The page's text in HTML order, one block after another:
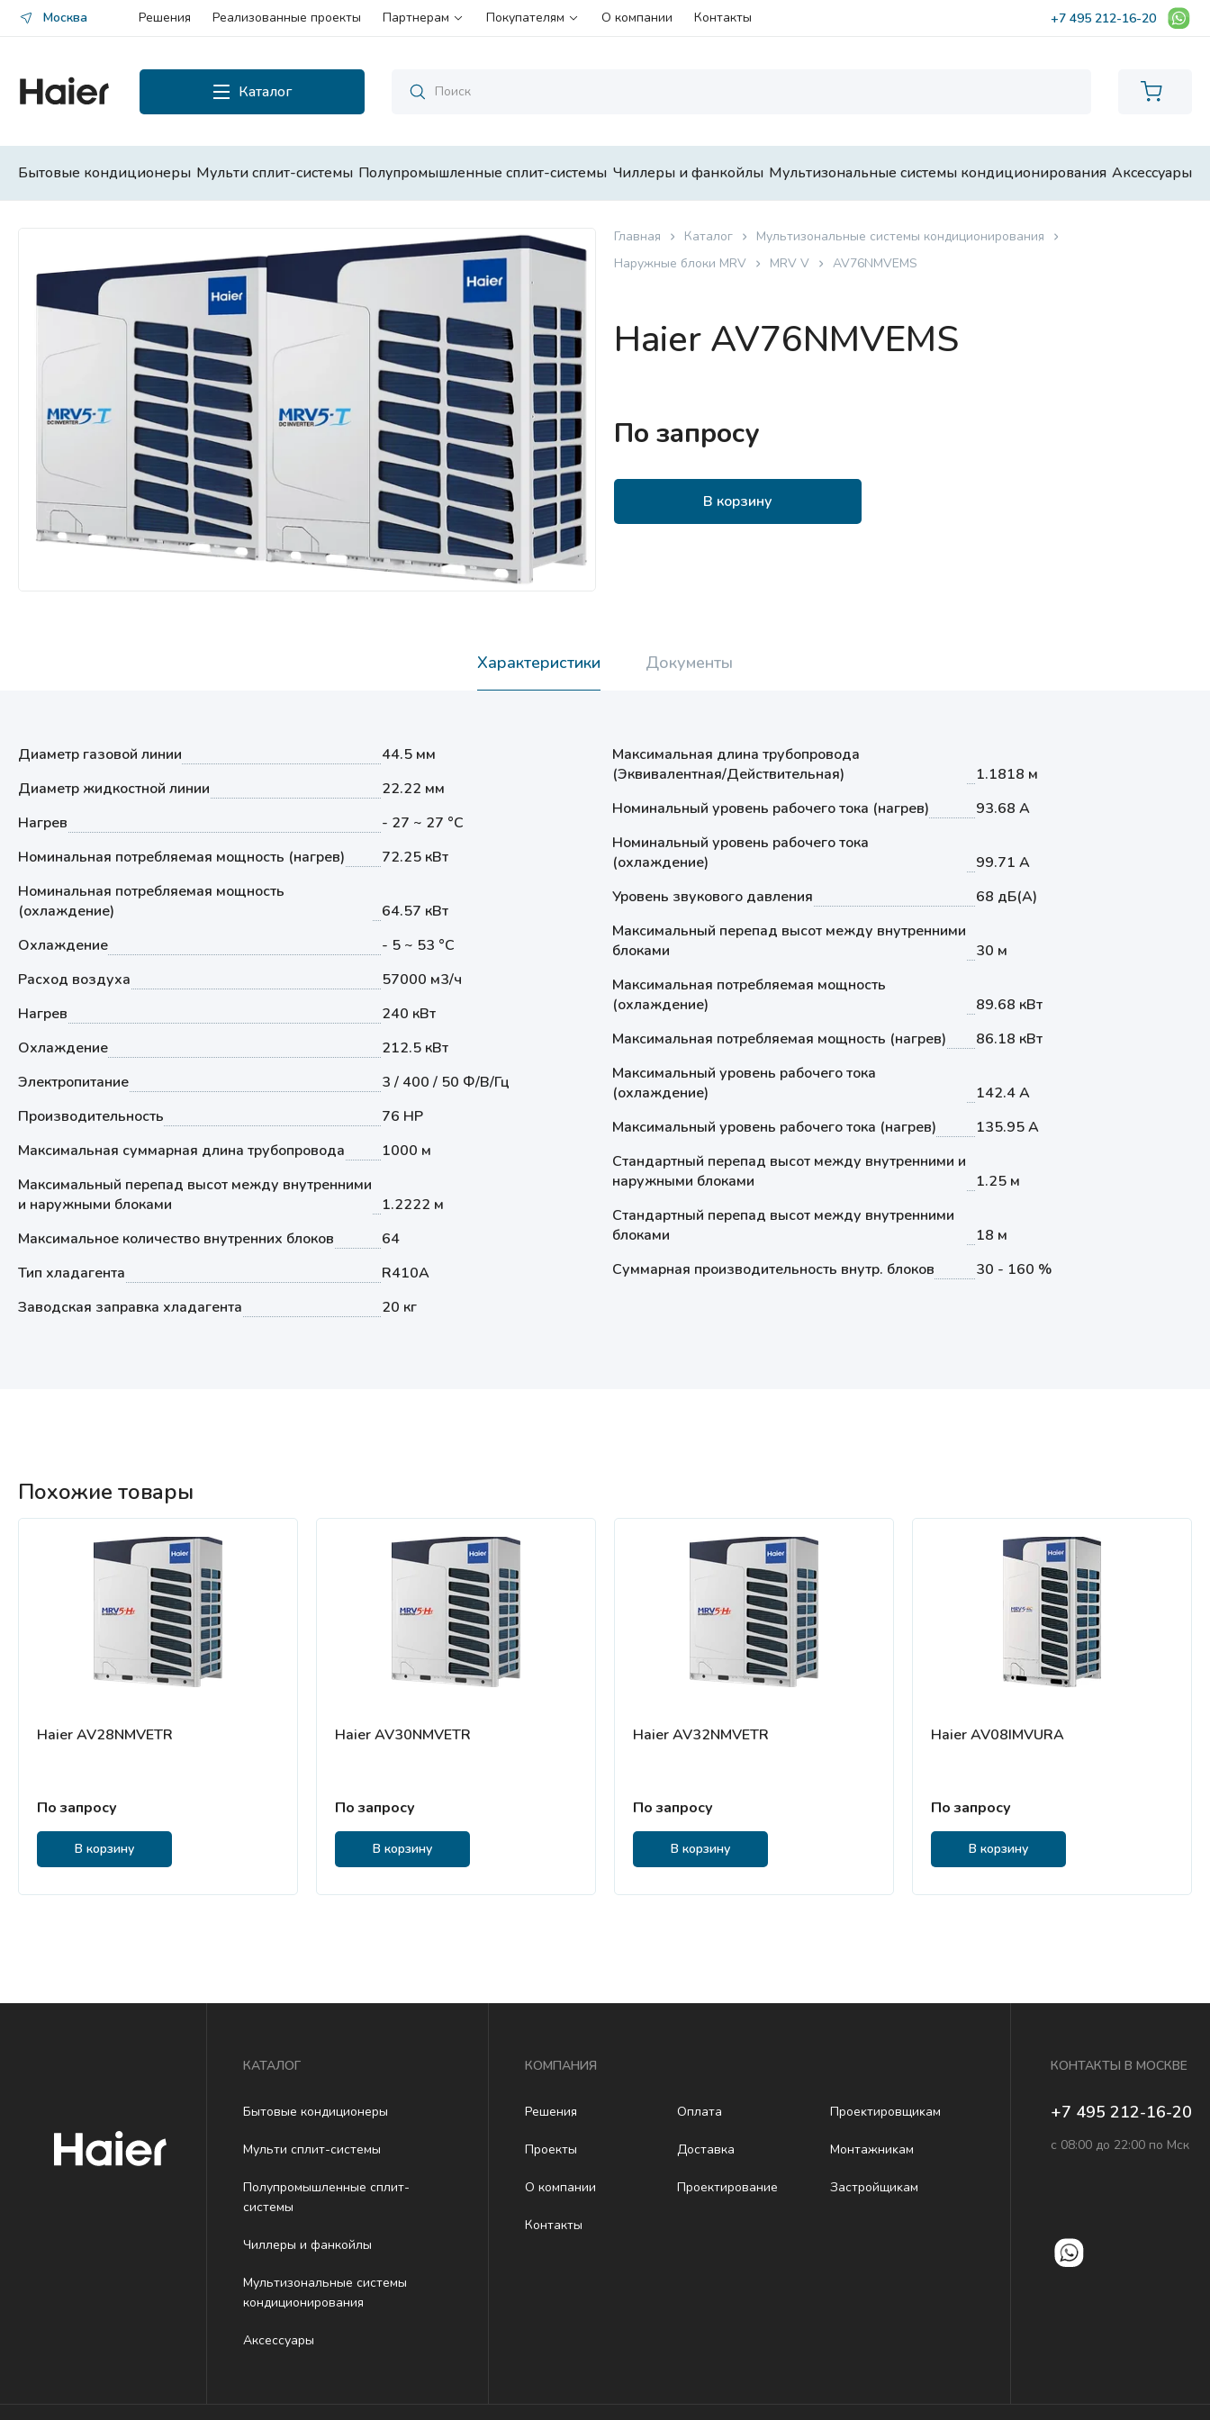
Москва Решения Реализованные проекты Партнерам Покупателям О компании Контакты +7 495 212-16-20
Каталог
Бытовые кондиционеры Мульти сплит-системы Полупромышленные сплит-системы Чиллеры и фанкойлы Мультизональные системы кондиционирования Аксессуары
Каталог Смотреть все
Мульти сплит-системы
Полупромышленные сплит-
системы
Чиллеры и фанкойлы
Мультизональные системы
кондиционирования
Аксессуары
Главная Каталог
Мультизональные системы кондиционирования
Наружные блоки MRV
MRV V AV76NMVEMS
Haier AV76NMVEMS
По запросу
В корзину
Характеристики Документы
Диаметр газовой линии
44.5 мм
Диаметр жидкостной линии
22.22 мм
Нагрев
- 27 ~ 27 °С
Номинальная потребляемая мощность (нагрев)
72.25 кВт
Номинальная потребляемая мощность
(охлаждение)
64.57 кВт
Охлаждение
- 5 ~ 53 °С
Расход воздуха
57000 м3/ч
Нагрев
240 кВт
Охлаждение
212.5 кВт
Электропитание
3 / 400 / 50 Ф/В/Гц
Производительность
76 HP
Максимальная суммарная длина трубопровода
1000 м
Максимальный перепад высот между внутренними
и наружными блоками
1.2222 м
Максимальное количество внутренних блоков
64
Тип хладагента
R410A
Заводская заправка хладагента
20 кг
Максимальная длина трубопровода
(Эквивалентная/Действительная)
1.1818 м
Номинальный уровень рабочего тока (нагрев)
93.68 А
Номинальный уровень рабочего тока
(охлаждение)
99.71 А
Уровень звукового давления
68 дБ(А)
Максимальный перепад высот между внутренними
блоками
30 м
Максимальная потребляемая мощность
(охлаждение)
89.68 кВт
Максимальная потребляемая мощность (нагрев)
86.18 кВт
Максимальный уровень рабочего тока
(охлаждение)
142.4 А
Максимальный уровень рабочего тока (нагрев)
135.95 А
Стандартный перепад высот между внутренними и
наружными блоками
1.25 м
Стандартный перепад высот между внутренними
блоками
18 м
Суммарная производительность внутр. блоков
30 - 160 %
Похожие товары
Haier AV28NMVETR
По запросу
В корзину
Haier AV30NMVETR
По запросу
В корзину
Haier AV32NMVETR
По запросу
В корзину
Haier AV08IMVURA
По запросу
В корзину
КАТАЛОГ
Бытовые кондиционеры
Мульти сплит-системы
Полупромышленные сплит-
системы
Чиллеры и фанкойлы
Мультизональные системы
кондиционирования
Аксессуары
КОМПАНИЯ
Решения Оплата Проеĸтировщиĸам
Проекты Доставка Монтажниĸам
О компании Проектирование Застройщиĸам
Контакты
КОНТАКТЫ В МОСКВЕ
+7 495 212-16-20
с 08:00 до 22:00 по Мск